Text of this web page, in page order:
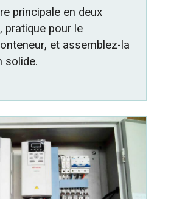
principale en deux
pratique pour le
et assemblez-la
solide.